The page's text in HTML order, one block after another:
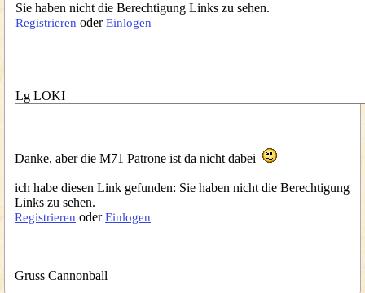
Sie haben nicht die Berechtigung Links zu sehen.
Registrieren oderEinlogen
Lg LOKI
Danke, aber die M71 Patrone ist da nicht dabei
ich habe diesen Link gefunden: Sie haben nicht die Berechtigung
Links zu sehen.
Registrieren oderEinlogen
Gruss Cannonball